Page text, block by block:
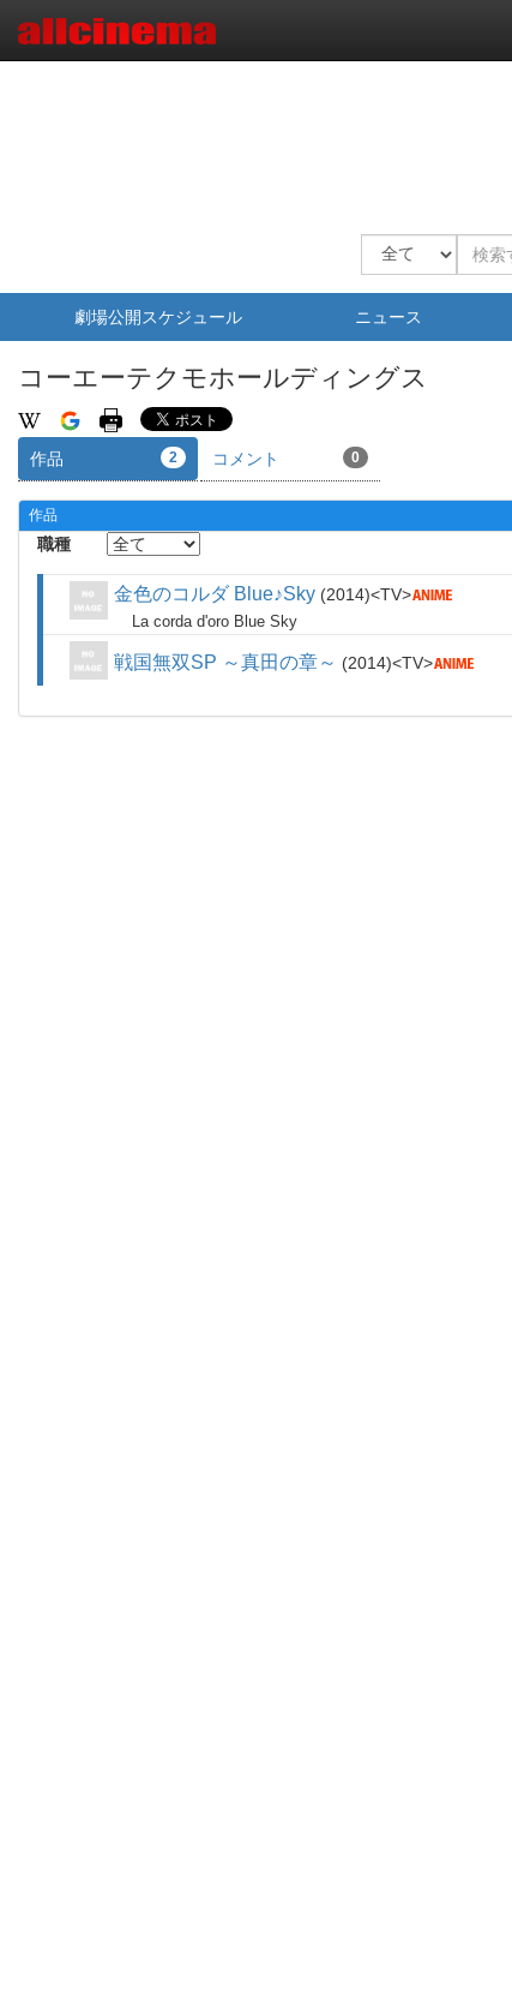
劇場公開スケジュール ニュース
コーエーテクモホールディングス
作品 2 コメント 0
作品
職種
金色のコルダ Blue♪Sky 2014 TV
La corda d'oro Blue Sky
戦国無双SP ～真田の章～ 2014 TV